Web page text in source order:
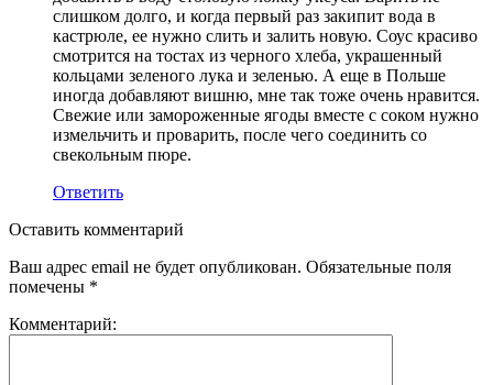
слишком долго, и когда первый раз закипит вода в
кастрюле, ее нужно слить и залить новую. Соус красиво
смотрится на тостах из черного хлеба, украшенный
кольцами зеленого лука и зеленью. А еще в Польше
иногда добавляют вишню, мне так тоже очень нравится.
Свежие или замороженные ягоды вместе с соком нужно
измельчить и проварить, после чего соединить со
свекольным пюре.
Ответить
Оставить комментарий
Ваш адрес email не будет опубликован. Обязательные поля
помечены *
Комментарий: